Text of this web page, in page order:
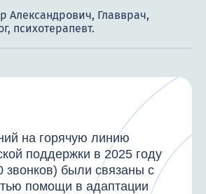
на горячую линию
поддержки в 2025 году
звонков) были связаны с
помощи в адаптации